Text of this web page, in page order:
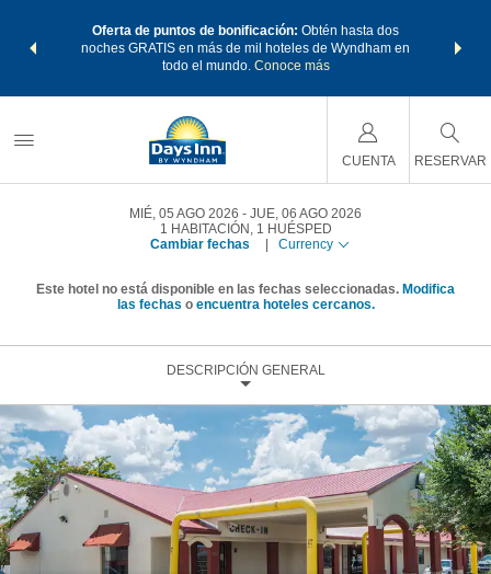
Oferta de puntos de bonificación:Obtén hasta dos
noches GRATIS en más de mil hoteles de Wyndham en
todo el mundo. Conoce más
de viaje
CUENTA RESERVAR
MIÉ, 05 AGO 2026
JUE, 06 AGO 2026
1 HABITACIÓN , 1 HUÉSPED
Cambiar fechas
Currency
Este hotel no está disponible en las fechas seleccionadas. Modifica
las fechas o encuentra hoteles cercanos.
DESCRIPCIÓN GENERAL